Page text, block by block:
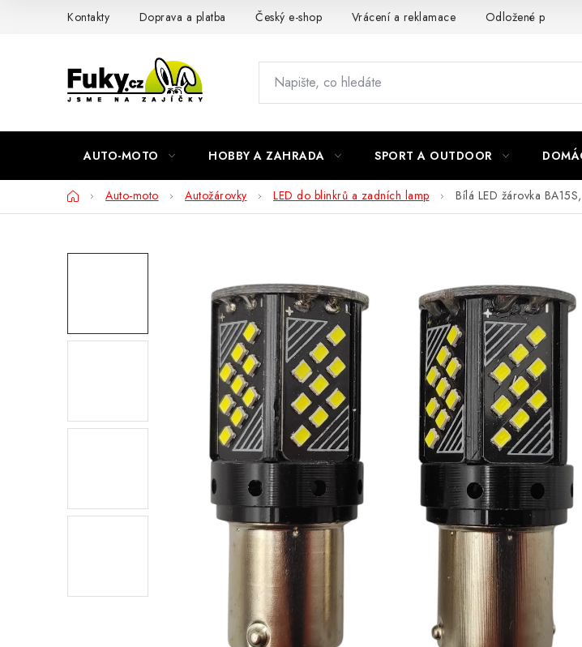
Kontakty Doprava a platba Český e-shop Vrácení a reklamace Odložené platby a
AUTO-MOTO HOBBY A ZAHRADA SPORT A OUTDOOR
DomůAuto-moto Autožárovky LED do blinkrů a zadních lamp Bílá LED žárovka